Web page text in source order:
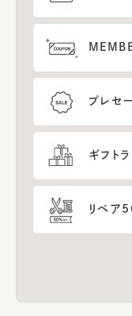
プレセ
ギフト
リペア